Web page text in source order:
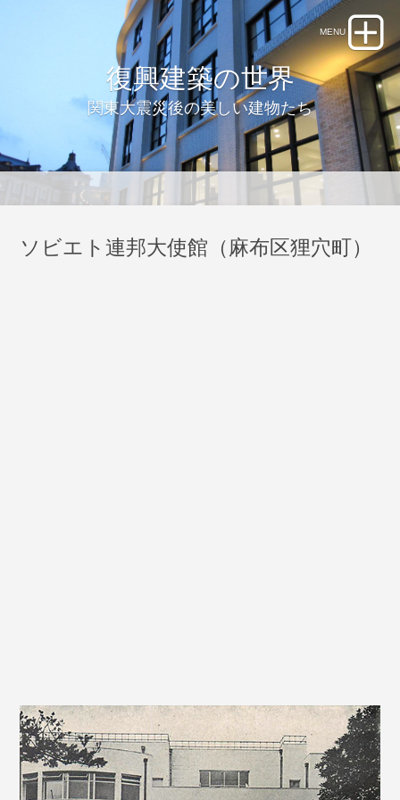
復興建築の世界
関東大震災後の美しい建物たち
ソビエト連邦大使館（麻布区狸穴町）